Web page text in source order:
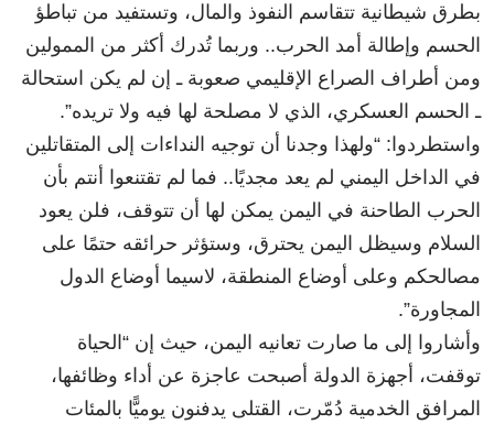
بطرق شيطانية تتقاسم النفوذ والمال، وتستفيد من تباطؤ
الحسم وإطالة أمد الحرب.. وربما تُدرك أكثر من الممولين
ومن أطراف الصراع الإقليمي صعوبة ـ إن لم يكن استحالة
ـ الحسم العسكري، الذي لا مصلحة لها فيه ولا تريده”.
واستطردوا: “ولهذا وجدنا أن توجيه النداءات إلى المتقاتلين
في الداخل اليمني لم يعد مجديًا.. فما لم تقتنعوا أنتم بأن
الحرب الطاحنة في اليمن يمكن لها أن تتوقف، فلن يعود
السلام وسيظل اليمن يحترق، وستؤثر حرائقه حتمًا على
مصالحكم وعلى أوضاع المنطقة، لاسيما أوضاع الدول
المجاورة”.
وأشاروا إلى ما صارت تعانيه اليمن، حيث إن “الحياة
توقفت، أجهزة الدولة أصبحت عاجزة عن أداء وظائفها،
المرافق الخدمية دُمّرت، القتلى يدفنون يوميًّا بالمئات